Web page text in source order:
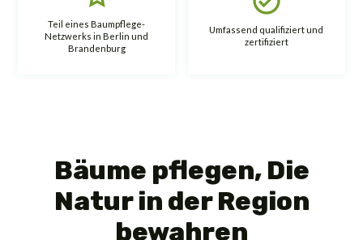
Teil eines Baumpflege-
Netzwerks in Berlin und
Brandenburg
Umfassend qualifiziert und
zertifiziert
Bäume pflegen, Die
Natur in der Region
bewahren